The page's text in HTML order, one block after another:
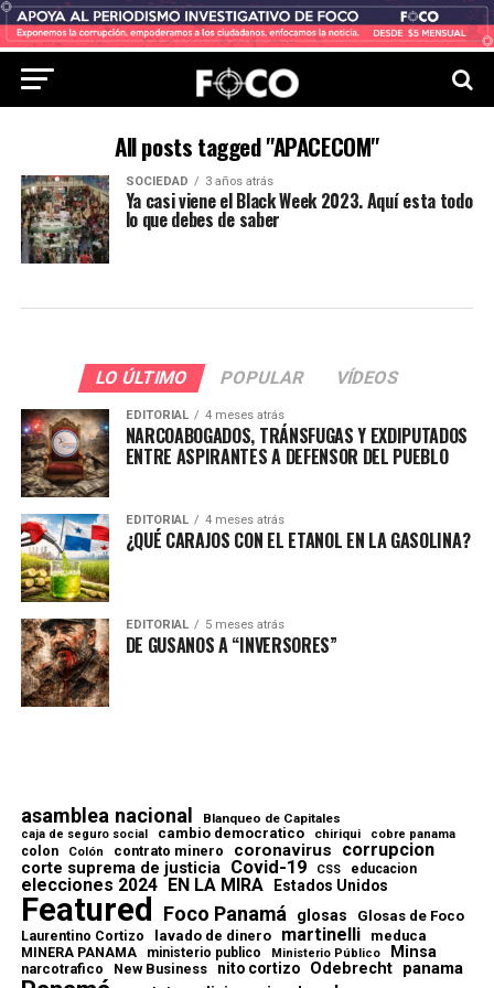
All posts tagged "APACECOM"
SOCIEDAD 3 años atrás
Ya casi viene el Black Week 2023. Aquí esta todo
lo que debes de saber
LO ÚLTIMO POPULAR VÍDEOS
EDITORIAL 4 meses atrás
NARCOABOGADOS, TRÁNSFUGAS Y EXDIPUTADOS
ENTRE ASPIRANTES A DEFENSOR DEL PUEBLO
EDITORIAL 4 meses atrás
¿QUÉ CARAJOS CON EL ETANOL EN LA GASOLINA?
EDITORIAL 5 meses atrás
DE GUSANOS A “INVERSORES”
asamblea nacional Blanqueo de Capitales
caja de seguro social cambio democratico chiriqui cobre panama
colon Colón contrato minero coronavirus corrupcion
corte suprema de justicia Covid-19 CSS educacion
elecciones 2024 EN LA MIRA Estados Unidos
Featured Foco Panamá glosas Glosas de Foco
Laurentino Cortizo lavado de dinero martinelli meduca
MINERA PANAMA ministerio publico Ministerio Público Minsa
narcotrafico New Business nito cortizo Odebrecht panama